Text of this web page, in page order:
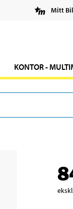
Mitt
KONTOR -